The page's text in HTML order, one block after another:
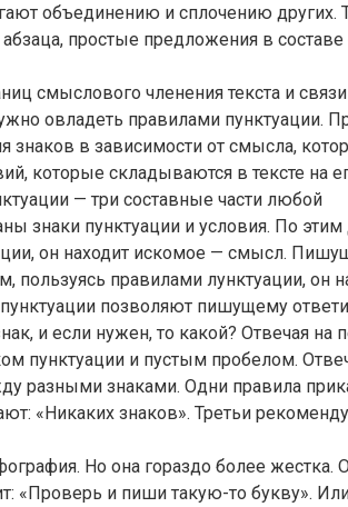
объединению и сплочению других.
простые предложения в
смыслового членения текста и связи
овладеть правилами пунктуации.
знаков в зависимости от смысла,
которые складываются в тексте на
— три составные части любой
знаки пунктуации и условия. По
он находит искомое — смысл.
правилами лунктуации, он
позволяют пишущему
и если нужен, то какой? Отвечая на
пунктуации и пустым пробелом.
разными знаками. Одни правила
«Никаких знаков». Третьи
Но она гораздо более жестка.
«Проверь и пиши такую-то букву».